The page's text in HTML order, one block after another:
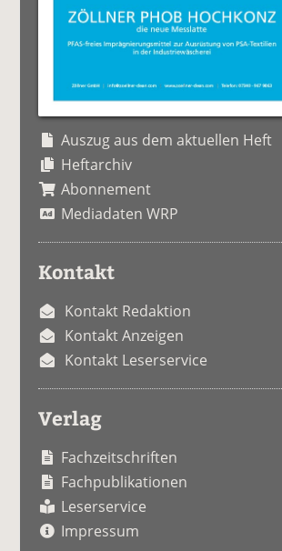
Auszug aus dem aktuellen Heft
Heftarchiv
Abonnement
Mediadaten WRP
Kontakt
Kontakt Redaktion
Kontakt Anzeigen
Kontakt Leserservice
Verlag
Fachzeitschriften
Fachpublikationen
Leserservice
Impressum